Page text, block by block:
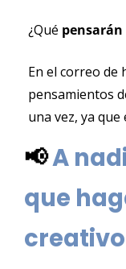
¿Qué pensarán
En el correo de
pensamientos
una vez, ya que
📢A
que
creativo